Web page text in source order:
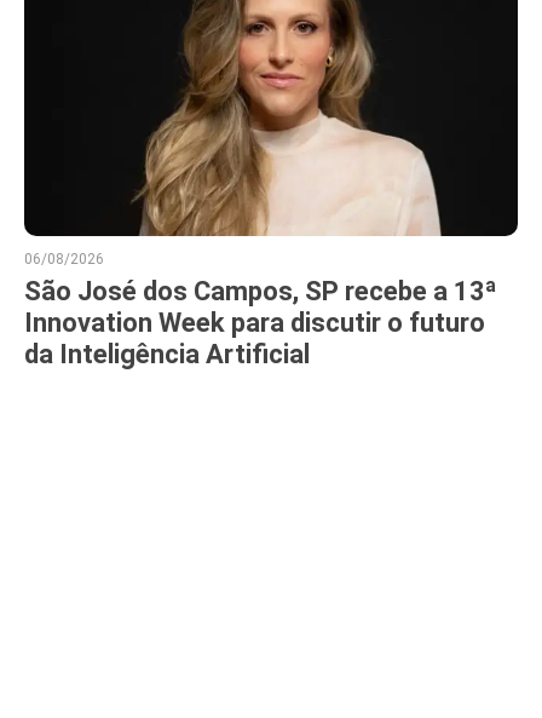
06/08/2026
São José dos Campos, SP recebe a 13ª
Innovation Week para discutir o futuro
da Inteligência Artificial